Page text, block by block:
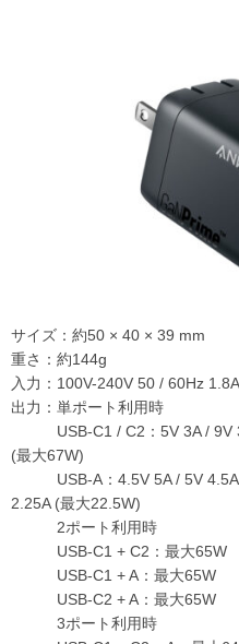
サイズ：約50 × 40 × 39 mm
重さ：約144g
入力：100V-240V 50 / 60Hz 1.8A
出力：単ポート利用時
USB-C1 / C2：5V 3A / 9V
(最大67W)
USB-A：4.5V 5A / 5V 4.5A /
2.25A (最大22.5W)
2ポート利用時
USB-C1 + C2：最大65W
USB-C1 + A：最大65W
USB-C2 + A：最大65W
3ポート利用時